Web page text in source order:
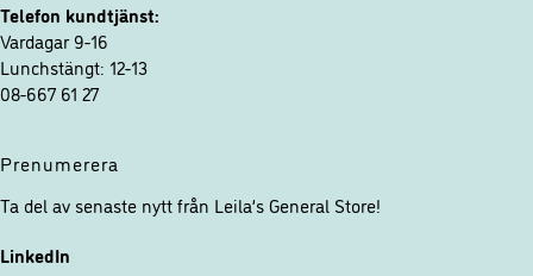
Telefon kundtjänst:
Vardagar 9-16
Lunchstängt: 12-13
08-667 61 27
Prenumerera
Ta del av senaste nytt från Leila’s General Store!
LinkedIn